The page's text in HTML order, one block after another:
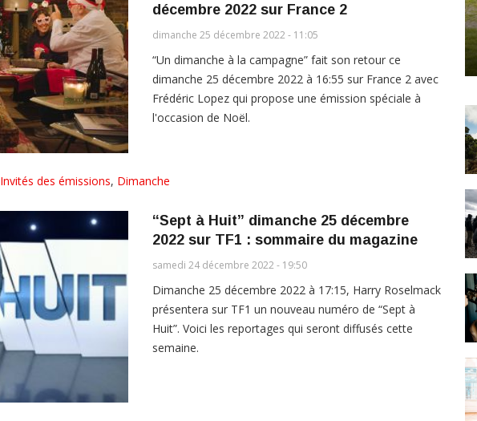
décembre 2022 sur France 2
dimanche 25 décembre 2022 - 11:05
“Un dimanche à la campagne” fait son retour ce
dimanche 25 décembre 2022 à 16:55 sur France 2 avec
Frédéric Lopez qui propose une émission spéciale à
l'occasion de Noël.
Invités des émissions, Dimanche
“Sept à Huit” dimanche 25 décembre
2022 sur TF1 : sommaire du magazine
samedi 24 décembre 2022 - 19:50
Dimanche 25 décembre 2022 à 17:15, Harry Roselmack
présentera sur TF1 un nouveau numéro de “Sept à
Huit”. Voici les reportages qui seront diffusés cette
semaine.